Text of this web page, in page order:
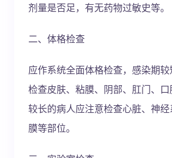
剂量是否足，有无药物过敏史等。
二、体格检查
应作系统全面体格检查，感染期
检查皮肤、粘膜、阴部、肛门、
较长的病人应注意检查心脏、神
膜等部位。